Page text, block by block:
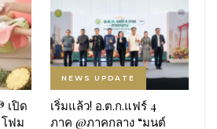
เปิด
ฟม
NEWS UPDATE
เริ่มแล้ว! อ.ต.ก.แฟร์ 4
ภาค @ภาคกลาง “มนต์